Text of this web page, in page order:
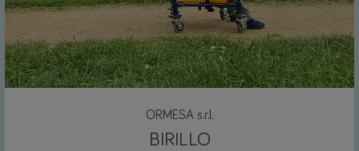
ORMESA s.r.l.
BIRILLO